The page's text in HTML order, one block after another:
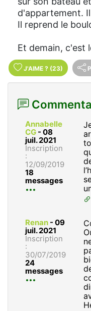
d'appartement.
Il reprend le
Et demain, c'est
J'AIME ? (23)
Annabelle
CG - 08
juil. 2021
Inscription
:
12/09/2019
18
messages
Renan - 09
juil. 2021
Inscription
:
30/07/2019
24
messages